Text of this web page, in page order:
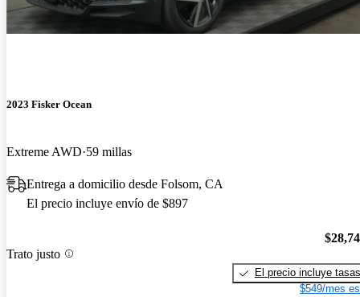
2023 Fisker Ocean
Extreme AWD 59 millas
Entrega a domicilio desde Folsom, CA
El precio incluye envío de $897
Trato justo
El precio incluye tasas
$549/mes